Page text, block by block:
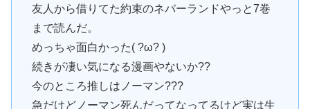
友人から借りてた約束のネバーランドやっと7巻
まで読んだ。
めっちゃ面白かった( ?ω? )
続きが凄い気になる漫画やないか??
今のところ推しはノーマン???
急だけどノーマン死んだってなってるけど実は生